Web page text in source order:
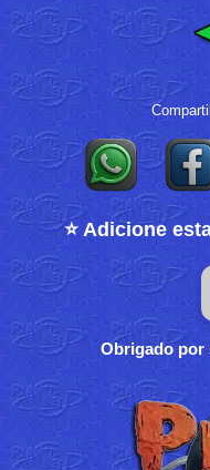
⭐ Adicione
Obrigado por